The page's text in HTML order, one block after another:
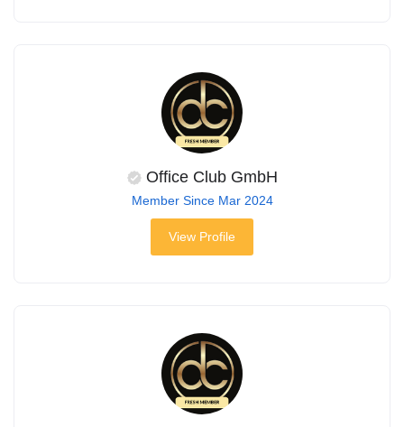
Office Club GmbH
Member Since Mar 2024
View Profile